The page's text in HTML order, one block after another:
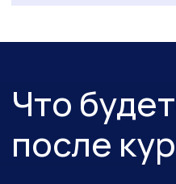
и принципы работы
моделей
Применять промпт-
и контекст-инжиниринг
инструментами (Cursor,
агенты, веб-интерфейсы)
Эффективно управлять